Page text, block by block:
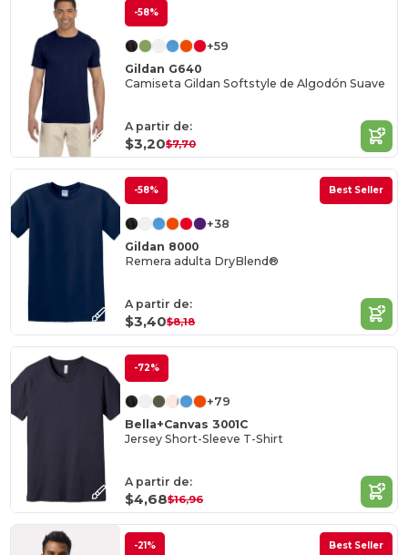
-58%
+59
Gildan G640
Camiseta Gildan Softstyle de Algodón Suave
A partir de:
$3,20$7,70
-58% Best Seller
+38
Gildan 8000
Remera adulta DryBlend®
A partir de:
$3,40$8,18
-72%
+79
Bella+Canvas 3001C
Jersey Short-Sleeve T-Shirt
A partir de:
$4,68$16,96
-21% Best Seller